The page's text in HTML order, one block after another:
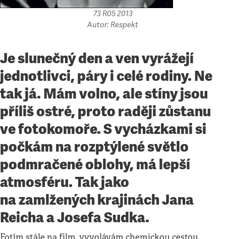
73 R05 2013
Autor: Respekt
Je slunečný den a ven vyrážejí
jednotlivci, páry i celé rodiny. Ne
tak já. Mám volno, ale stíny jsou
příliš ostré, proto raději zůstanu
ve fotokomoře. S vycházkami si
počkám na rozptýlené světlo
podmračené oblohy, má lepší
atmosféru. Tak jako
na zamlžených krajinách Jana
Reicha a Josefa Sudka.